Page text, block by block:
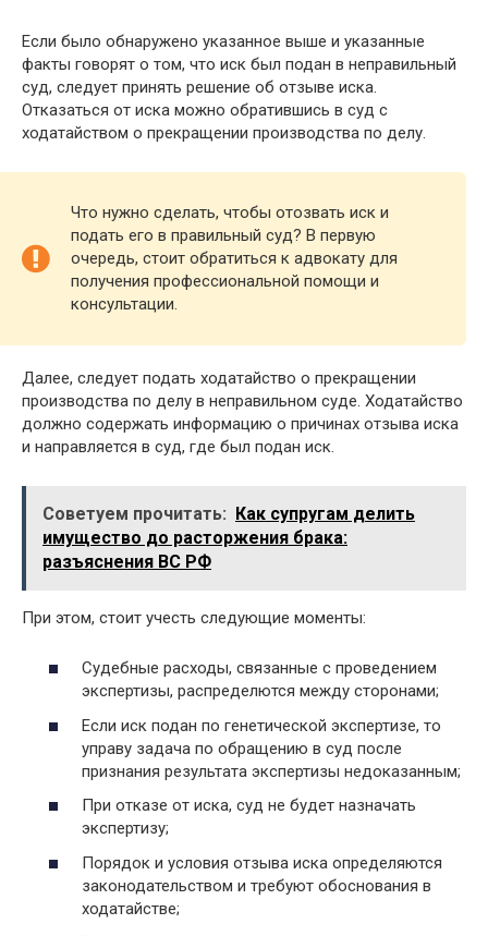
Если было обнаружено указанное выше и указанные
факты говорят о том, что иск был подан в неправильный
суд, следует принять решение об отзыве иска.
Отказаться от иска можно обратившись в суд с
ходатайством о прекращении производства по делу.
Что нужно сделать, чтобы отозвать иск и
подать его в правильный суд? В первую
очередь, стоит обратиться к адвокату для
получения профессиональной помощи и
консультации.
Далее, следует подать ходатайство о прекращении
производства по делу в неправильном суде. Ходатайство
должно содержать информацию о причинах отзыва иска
и направляется в суд, где был подан иск.
Советуем прочитать: Как супругам делить
имущество до расторжения брака:
разъяснения ВС РФ
При этом, стоит учесть следующие моменты:
Судебные расходы, связанные с проведением
экспертизы, распределются между сторонами;
Если иск подан по генетической экспертизе, то
управу задача по обращению в суд после
признания результата экспертизы недоказанным;
При отказе от иска, суд не будет назначать
экспертизу;
Порядок и условия отзыва иска определяются
законодательством и требуют обоснования в
ходатайстве;